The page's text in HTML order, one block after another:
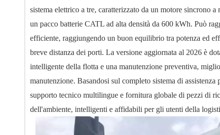
sistema elettrico a tre, caratterizzato da un motore sincrono
un pacco batterie CATL ad alta densità da 600 kWh. Può
efficiente, raggiungendo un buon equilibrio tra potenza ed
breve distanza dei porti. La versione aggiornata al 2026 è
intelligente della flotta e una manutenzione preventiva,
manutenzione. Basandosi sul completo sistema di
supporto tecnico multilingue e fornitura globale di pezzi di
dell'ambiente, intelligenti e affidabili per gli utenti della